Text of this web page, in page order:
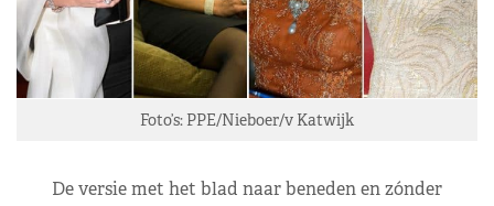
Foto’s: PPE/Nieboer/v Katwijk
De versie met het blad naar beneden en zónder